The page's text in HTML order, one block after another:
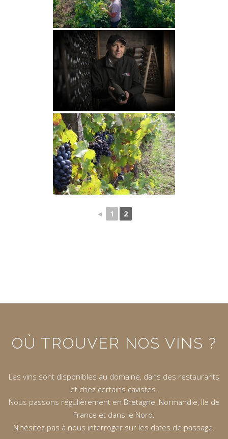
◄ 1 2
OÙ TROUVER NOS VINS ?
Les vins sont disponibles au domaine, dans des restaurants
et chez certains cavistes.
Nous passons régulièrement en Bretagne, Normandie, Ile de
France et dans le Nord.
N’hésitez pas à nous interroger sur les dates de passage.